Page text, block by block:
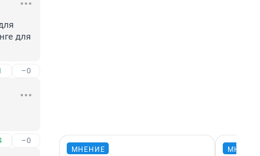
для
–0
–0
МНЕНИЕ